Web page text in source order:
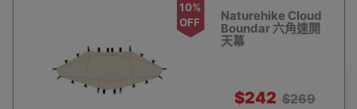
10%
OFF
Naturehike Cloud
Boundar 六角速開
天幕
$242 $269